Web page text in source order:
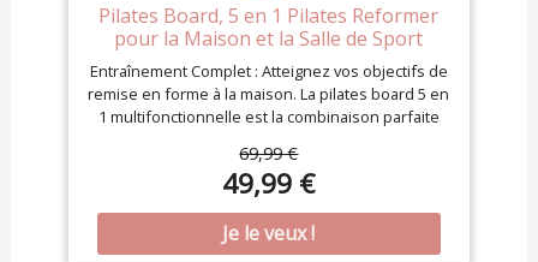
Pilates Board, 5 en 1 Pilates Reformer
pour la Maison et la Salle de Sport
Entraînement Complet : Atteignez vos objectifs de
remise en forme à la maison. La pilates board 5 en
1 multifonctionnelle est la combinaison parfaite
complet du corps, avec tout ce dont vous avez
besoin pour travailler votre tronc, vos bras, vos
jambes et votre dos Rebond Automatique : Cette
abs roller board est dotée d'une technologie
avancée de rebondissement automatique pour
69,99 €
49,99 €